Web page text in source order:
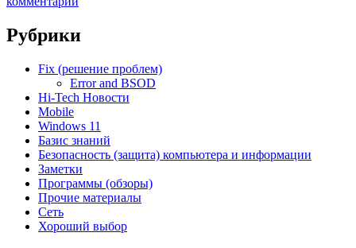
Рубрики
Fix (решение проблем)
Error and BSOD
Hi-Tech Новости
Mobile
Windows 11
Базис знаний
Безопасность (защита) компьютера и информации
Заметки
Программы (обзоры)
Прочие материалы
Сеть
Хороший выбор